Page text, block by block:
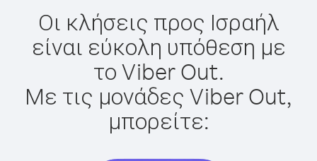
Οι κλήσεις προς Ισραήλ
είναι εύκολη υπόθεση με
το Viber Out.
Με τις μονάδες Viber Out,
μπορείτε: